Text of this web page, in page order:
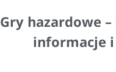
Gry hazardowe
informacje